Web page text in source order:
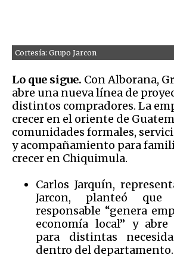
Cortesía: Grupo Jarcon
Lo que sigue. Con Alborana,
abre una nueva línea de
distintos compradores. La
crecer en el oriente de
comunidades formales,
y acompañamiento para
crecer en Chiquimula.
Carlos Jarquín,
Jarcon, planteó que
responsable “genera
economía local” y abre
para distintas
dentro del departamento.